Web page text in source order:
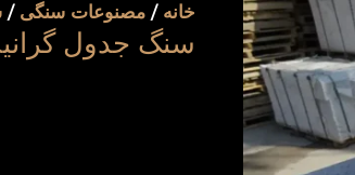
خانه / مصنوعات سنگی /
سنگ جدول